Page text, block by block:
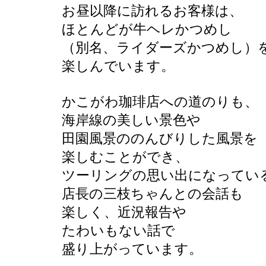
お昼以降に訪れるお客様は、
ほとんどが牛ヘレかつめし
（別名、ライダーズかつめし）
楽しんでいます。
かこがわ珈琲店への道のりも、
海岸線の美しい景色や
田園風景ののんびりした風景を
楽しむことができ、
ツーリングの思い出になってい
店長の三枝ちゃんとの会話も
楽しく、近況報告や
たわいもない話で
盛り上がっています。